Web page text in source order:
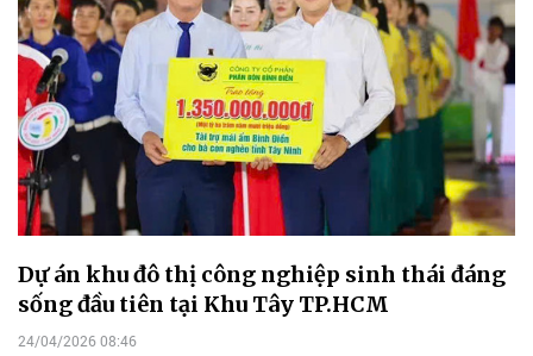
Dự án khu đô thị công nghiệp sinh thái đáng
sống đầu tiên tại Khu Tây TP.HCM
24/04/2026 08:46